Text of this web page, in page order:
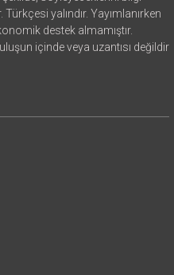
yalındır. Yayımlanırken
destek almamıştır.
içinde veya uzantısı değildir